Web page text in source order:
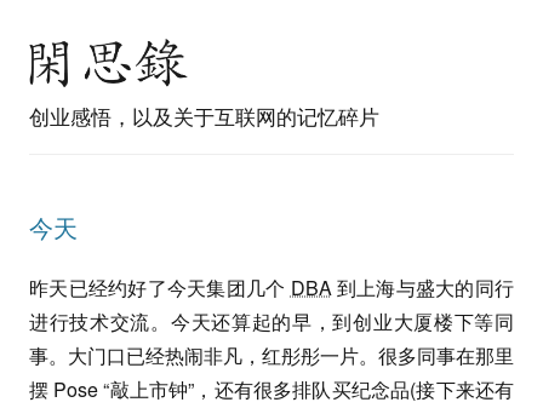
创业感悟，以及关于互联网的记忆碎片
今天
昨天已经约好了今天集团几个 DBA到上海与盛大的同行
进行技术交流。今天还算起的早，到创业大厦楼下等同
事。大门口已经热闹非凡，红彤彤一片。很多同事在那里
摆 Pose “敲上市钟”，还有很多排队买纪念品(接下来还有